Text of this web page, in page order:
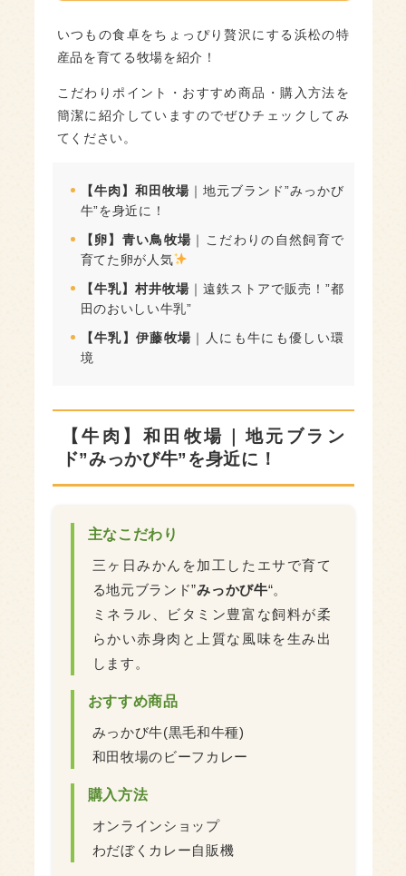
いつもの食卓をちょっぴり贅沢にする浜松の特
産品を育てる牧場を紹介！
こだわりポイント・おすすめ商品・購入方法を
簡潔に紹介していますのでぜひチェックしてみ
てください。
【牛肉】和田牧場｜地元ブランド”みっかび
牛”を身近に！
【卵】青い鳥牧場 ｜こだわりの自然飼育で
育てた卵が人気
【牛乳】村井牧場｜遠鉄ストアで販売！”都
田のおいしい牛乳”
【牛乳】伊藤牧場 ｜人にも牛にも優しい環
境
【牛肉】和田牧場｜地元ブラン
ド”みっかび牛”を身近に！
主なこだわり
三ヶ日みかんを加工したエサで育て
る地元ブランド”みっかび牛“。
ミネラル、ビタミン豊富な飼料が柔
らかい赤身肉と上質な風味を生み出
します。
おすすめ商品
みっかび牛(黒毛和牛種)
和田牧場のビーフカレー
購入方法
オンラインショップ
わだぼくカレー自販機